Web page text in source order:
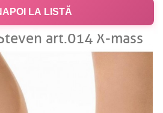
LA LISTĂ
art.014 X-mass